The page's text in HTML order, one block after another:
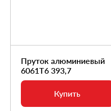
Пруток алюминиевый
6061Т6 393,7
Купить